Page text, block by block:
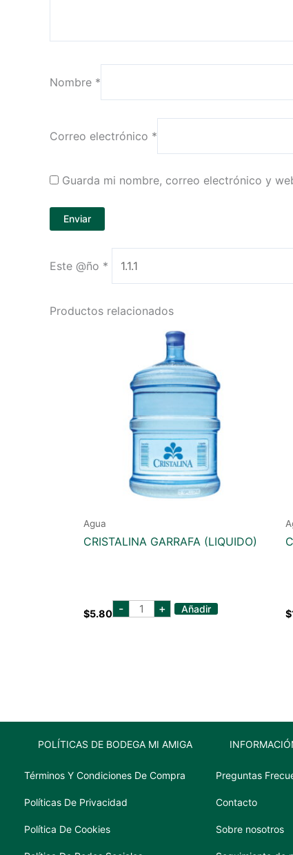
Nombre *
Correo electrónico *
Guarda mi nombre, correo electrónico y
Este @ño *
Productos relacionados
Agua
CRISTALINA GARRAFA (LIQUIDO)
$5.80 - cristalina
garrafa
+ Añadir $
POLÍTICAS DE BODEGA MI AMIGA
Términos Y Condiciones De Compra
Políticas De Privacidad
Política De Cookies
Preguntas
Contacto
Sobre nosotros